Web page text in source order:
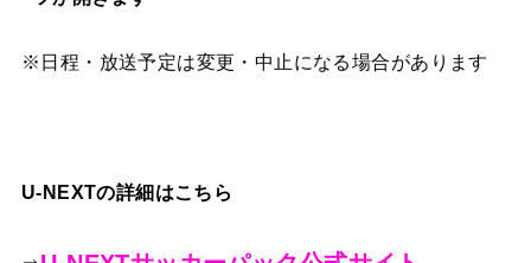
※日程・放送予定は変更・中止になる場合があります
U-NEXTの詳細はこちら